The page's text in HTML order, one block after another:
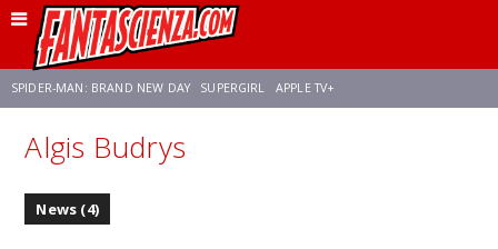
SPIDER-MAN: BRAND NEW DAY SUPERGIRL APPLE TV+
FRANCO RICCIARDIELLO ZENDAYA
Algis Budrys
News (4)